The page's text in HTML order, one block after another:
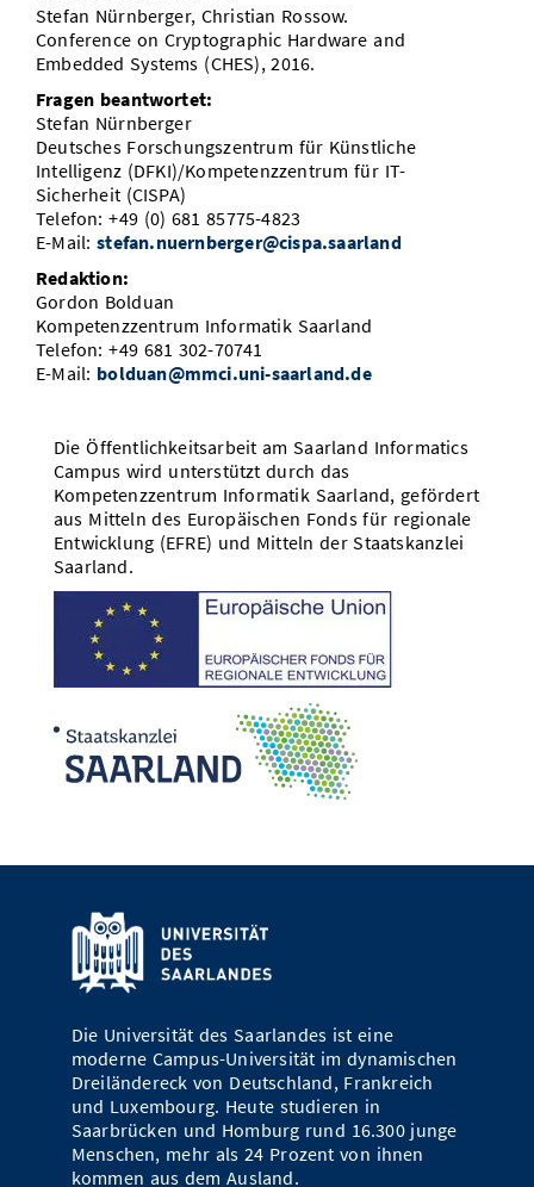
Stefan Nürnberger, Christian Rossow.
Conference on Cryptographic Hardware and
Embedded Systems (CHES), 2016.
Fragen beantwortet:
Stefan Nürnberger
Deutsches Forschungszentrum für Künstliche
Intelligenz (DFKI)/Kompetenzzentrum für IT-
Sicherheit (CISPA)
Telefon: +49 (0) 681 85775-4823
E-Mail:stefan.nuernberger@cispa.saarland
Redaktion:
Gordon Bolduan
Kompetenzzentrum Informatik Saarland
Telefon: +49 681 302-70741
E-Mail: bolduan@mmci.uni-saarland.de
Die Öffentlichkeitsarbeit am Saarland Informatics
Campus wird unterstützt durch das
Kompetenzzentrum Informatik Saarland, gefördert
aus Mitteln des Europäischen Fonds für regionale
Entwicklung (EFRE) und Mitteln der Staatskanzlei
Saarland.
Die Universität des Saarlandes ist eine
moderne Campus-Universität im dynamischen
Dreiländereck von Deutschland, Frankreich
und Luxembourg. Heute studieren in
Saarbrücken und Homburg rund 16.300 junge
Menschen, mehr als 24 Prozent von ihnen
kommen aus dem Ausland.